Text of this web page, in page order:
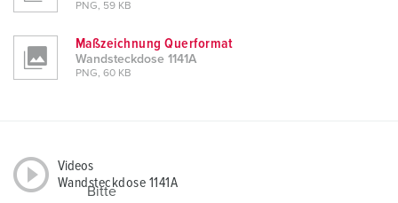
PNG, 59 KB
Maßzeichnung Querformat
Wandsteckdose 1141A
PNG, 60 KB
Videos
Wandsteckdose 1141A
Bitte